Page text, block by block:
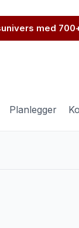
med
Planlegger